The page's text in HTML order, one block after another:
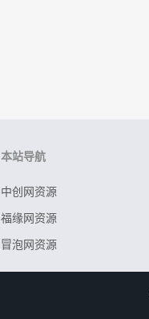
本站导航
中创网资源
福缘网资源
冒泡网资源